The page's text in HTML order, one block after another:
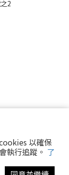
以確保
執行追蹤。 了
2